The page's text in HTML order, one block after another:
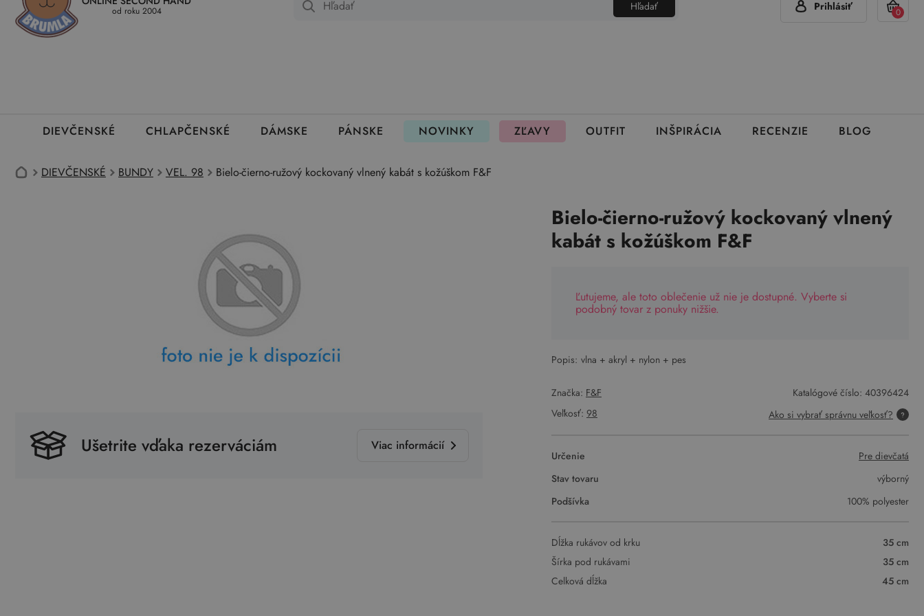
Kedy a ako dostanem tovar Ako môžem vrátiť oblečenie Ako fungujú rezervácie +420 777 319 477 (Pon - Pia 7:00 - 15:00) info@brumla.sk
od roku 2004 Hľadať Prihlásiť 0
DIEVČENSKÉ CHLAPČENSKÉ DÁMSKE PÁNSKE NOVINKY ZĽAVY OUTFIT INŠPIRÁCIA RECENZIE BLOG
DIEVČENSKÉ BUNDY VEL. 98 Bielo-čierno-ružový kockovaný vlnený kabát s kožúškom F&F
Ušetrite vďaka rezerváciám Viac informácií
Bielo-čierno-ružový kockovaný vlnený
kabát s kožúškom F&F
Ľutujeme, ale toto oblečenie už nie je dostupné. Vyberte si
podobný tovar z ponuky nižšie.
Popis: vlna + akryl + nylon + pes
Značka: F&F Katalógové číslo: 40396424
Veľkosť: 98 Ako si vybrať správnu veľkosť?
Určenie
Pre dievčatá
Stav tovaru
výborný
Podšívka
100% polyester
Dĺžka rukávov od krku
35 cm
Šírka pod rukávami
35 cm
Celková dĺžka
45 cm